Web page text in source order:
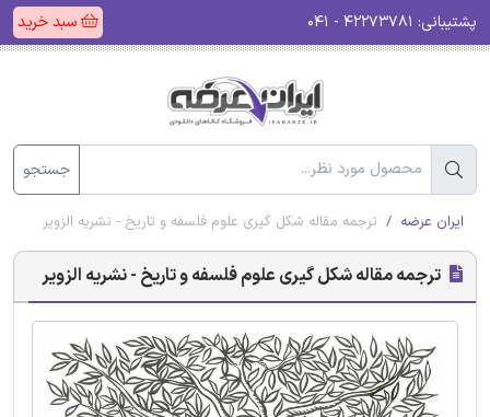
پشتیبانی: سبد خرید
جستجو
ایران عرضه ترجمه مقاله شکل گیری علوم فلسفه و تاریخ - نشریه الزویر
ترجمه مقاله شکل گیری علوم فلسفه و تاریخ - نشریه الزویر